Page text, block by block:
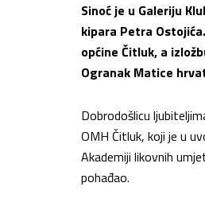
Sinoć je u Galeriju
kipara Petra
općine Čitluk, a
Ogranak Matice
Dobrodošlicu
OMH Čitluk, koji je u
Akademiji likovnih
pohađao.